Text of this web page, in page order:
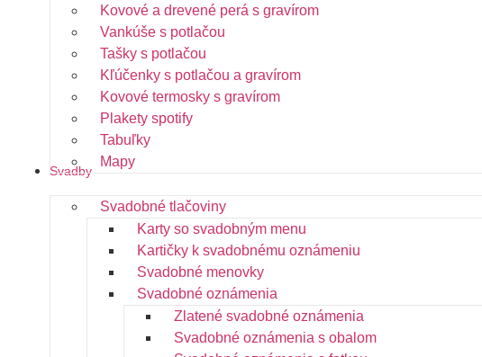
Kovové a drevené perá s gravírom
Vankúše s potlačou
Tašky s potlačou
Kľúčenky s potlačou a gravírom
Kovové termosky s gravírom
Plakety spotify
Tabuľky
Mapy
Svadby
Svadobné tlačoviny
Karty so svadobným menu
Kartičky k svadobnému oznámeniu
Svadobné menovky
Svadobné oznámenia
Zlatené svadobné oznámenia
Svadobné oznámenia s obalom